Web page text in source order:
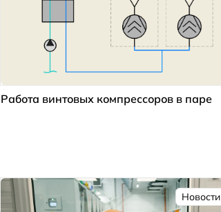
Работа винтовых компрессоров в паре
Новости